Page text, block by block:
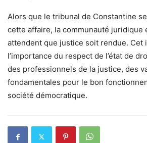
Alors que le tribunal de Constantine
cette affaire, la communauté juridique
attendent que justice soit rendue. Cet
l’importance du respect de l’état de
des professionnels de la justice, des
fondamentales pour le bon
société démocratique.